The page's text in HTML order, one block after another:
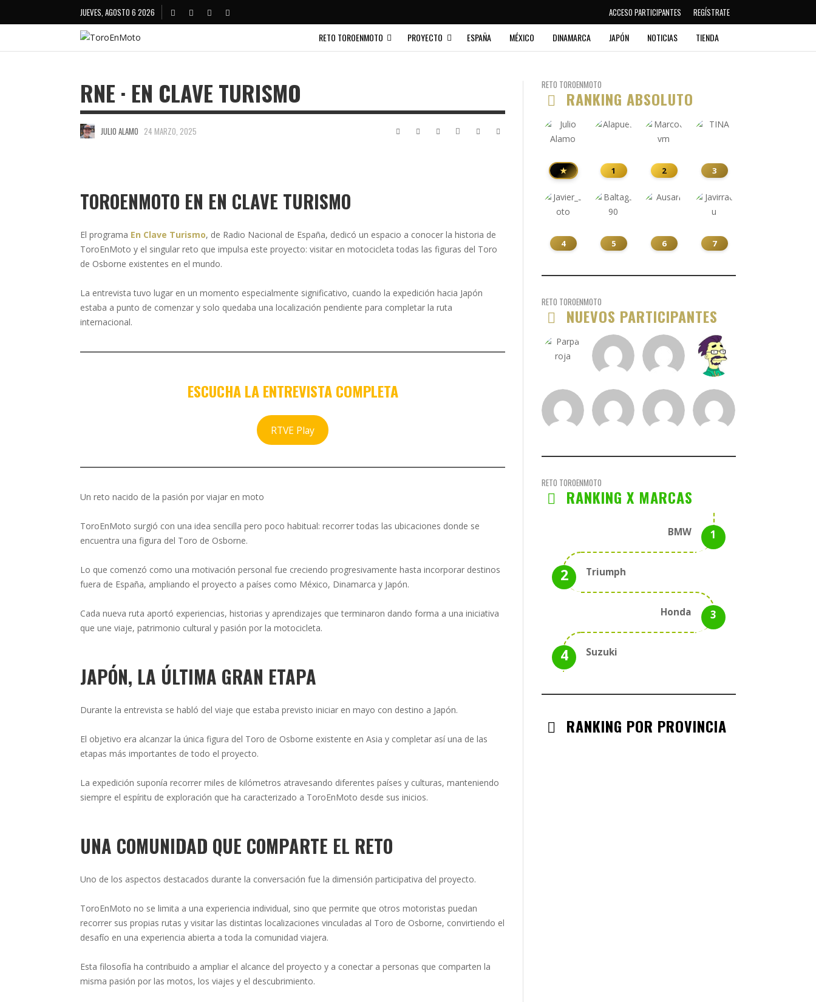
JUEVES, AGOSTO 6 2026 ACCESO PARTICIPANTES REGÍSTRATE
RETO TOROENMOTO PROYECTO ESPAÑA MÉXICO DINAMARCA JAPÓN NOTICIAS TIENDA
RNE · EN CLAVE TURISMO
JULIO ALAMO 24 MARZO, 2025
TOROENMOTO EN EN CLAVE TURISMO
El programa En Clave Turismo, de Radio Nacional de España, dedicó un espacio a conocer la historia de
ToroEnMoto y el singular reto que impulsa este proyecto: visitar en motocicleta todas las figuras del Toro
de Osborne existentes en el mundo.
La entrevista tuvo lugar en un momento especialmente significativo, cuando la expedición hacia Japón
estaba a punto de comenzar y solo quedaba una localización pendiente para completar la ruta
internacional.
ESCUCHA LA ENTREVISTA COMPLETA
RTVE Play
Un reto nacido de la pasión por viajar en moto
ToroEnMoto surgió con una idea sencilla pero poco habitual: recorrer todas las ubicaciones donde se
encuentra una figura del Toro de Osborne.
Lo que comenzó como una motivación personal fue creciendo progresivamente hasta incorporar destinos
fuera de España, ampliando el proyecto a países como México, Dinamarca y Japón.
Cada nueva ruta aportó experiencias, historias y aprendizajes que terminaron dando forma a una iniciativa
que une viaje, patrimonio cultural y pasión por la motocicleta.
JAPÓN, LA ÚLTIMA GRAN ETAPA
Durante la entrevista se habló del viaje que estaba previsto iniciar en mayo con destino a Japón.
El objetivo era alcanzar la única figura del Toro de Osborne existente en Asia y completar así una de las
etapas más importantes de todo el proyecto.
La expedición suponía recorrer miles de kilómetros atravesando diferentes países y culturas, manteniendo
siempre el espíritu de exploración que ha caracterizado a ToroEnMoto desde sus inicios.
UNA COMUNIDAD QUE COMPARTE EL RETO
Uno de los aspectos destacados durante la conversación fue la dimensión participativa del proyecto.
ToroEnMoto no se limita a una experiencia individual, sino que permite que otros motoristas puedan
recorrer sus propias rutas y visitar las distintas localizaciones vinculadas al Toro de Osborne, convirtiendo el
desafío en una experiencia abierta a toda la comunidad viajera.
Esta filosofía ha contribuido a ampliar el alcance del proyecto y a conectar a personas que comparten la
misma pasión por las motos, los viajes y el descubrimiento.
RETO TOROENMOTO
RANKING ABSOLUTO
★ 1 2 3
4 5 6 7
RETO TOROENMOTO
NUEVOS PARTICIPANTES
RETO TOROENMOTO
RANKING X MARCAS
BMW
Triumph
Honda
Suzuki
RANKING POR PROVINCIA